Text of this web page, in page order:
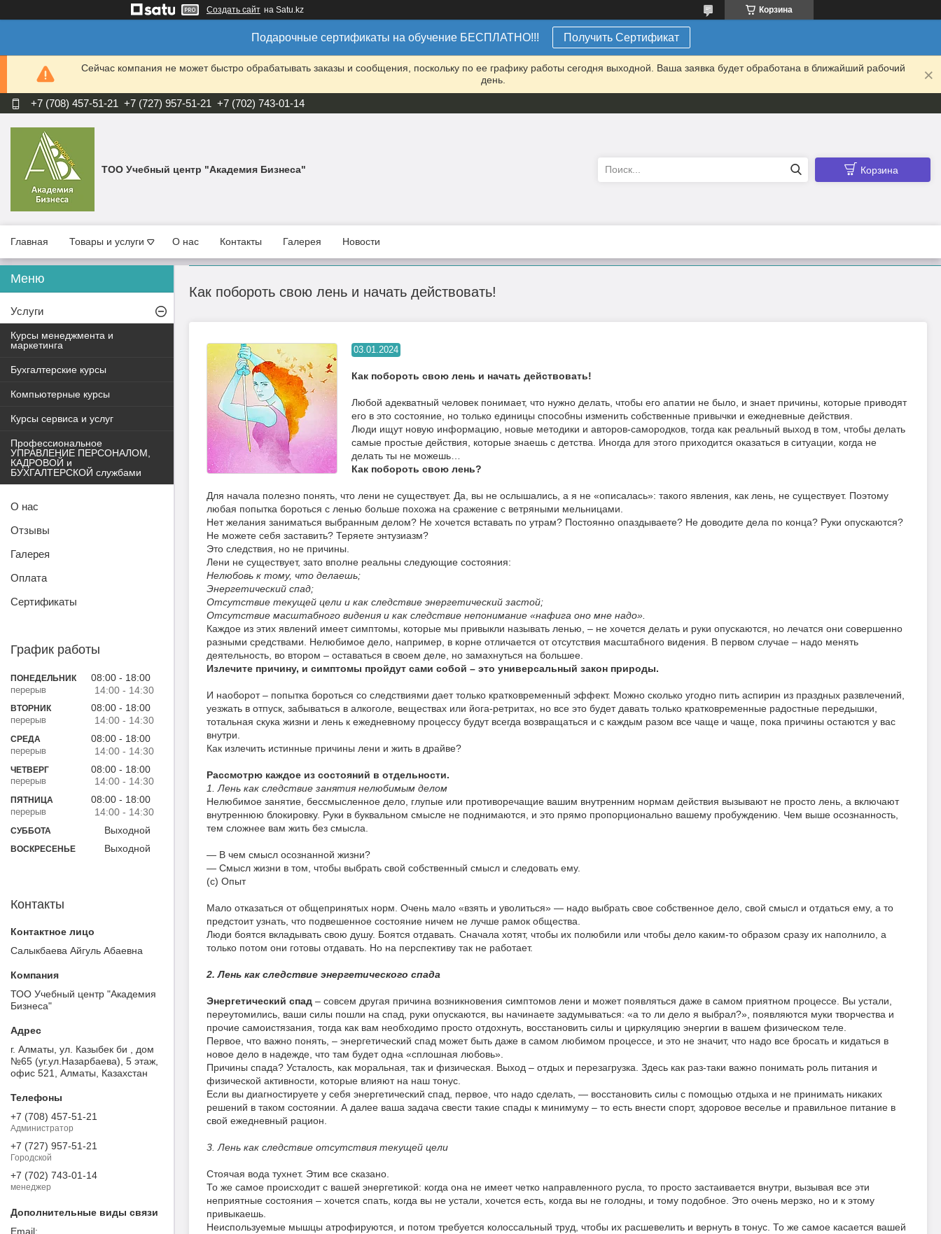
Создать сайт на Satu.kz Корзина
Подарочные сертификаты на обучение БЕСПЛАТНО!!! Получить Сертификат
Сейчас компания не может быстро обрабатывать заказы и сообщения, поскольку по ее графику работы сегодня выходной. Ваша заявка будет обработана в ближайший рабочий
день.
+7 (708) 457-51-21 +7 (727) 957-51-21 +7 (702) 743-01-14
ТОО Учебный центр "Академия Бизнеса" Корзина
Главная Товары и услуги О нас Контакты Галерея Новости
Как побороть свою лень и начать действовать!
03.01.2024
Как побороть свою лень и начать действовать!
Любой адекватный человек понимает, что нужно делать, чтобы его апатии не было, и знает причины, которые приводят
его в это состояние, но только единицы способны изменить собственные привычки и ежедневные действия.
Люди ищут новую информацию, новые методики и авторов-самородков, тогда как реальный выход в том, чтобы делать
самые простые действия, которые знаешь с детства. Иногда для этого приходится оказаться в ситуации, когда не
делать ты не можешь…
Как побороть свою лень?
Для начала полезно понять, что лени не существует. Да, вы не ослышались, а я не «описалась»: такого явления, как лень, не существует. Поэтому
любая попытка бороться с ленью больше похожа на сражение с ветряными мельницами.
Нет желания заниматься выбранным делом? Не хочется вставать по утрам? Постоянно опаздываете? Не доводите дела по конца? Руки опускаются?
Не можете себя заставить? Теряете энтузиазм?
Это следствия, но не причины.
Лени не существует, зато вполне реальны следующие состояния:
Нелюбовь к тому, что делаешь;
Энергетический спад;
Отсутствие текущей цели и как следствие энергетический застой;
Отсутствие масштабного видения и как следствие непонимание «нафига оно мне надо».
Каждое из этих явлений имеет симптомы, которые мы привыкли называть ленью, – не хочется делать и руки опускаются, но лечатся они совершенно
разными средствами. Нелюбимое дело, например, в корне отличается от отсутствия масштабного видения. В первом случае – надо менять
деятельность, во втором – оставаться в своем деле, но замахнуться на большее.
Излечите причину, и симптомы пройдут сами собой – это универсальный закон природы.
И наоборот – попытка бороться со следствиями дает только кратковременный эффект. Можно сколько угодно пить аспирин из праздных развлечений,
уезжать в отпуск, забываться в алкоголе, веществах или йога-ретритах, но все это будет давать только кратковременные радостные передышки,
тотальная скука жизни и лень к ежедневному процессу будут всегда возвращаться и с каждым разом все чаще и чаще, пока причины остаются у вас
внутри.
Как излечить истинные причины лени и жить в драйве?
Рассмотрю каждое из состояний в отдельности.
1. Лень как следствие занятия нелюбимым делом
Нелюбимое занятие, бессмысленное дело, глупые или противоречащие вашим внутренним нормам действия вызывают не просто лень, а включают
внутреннюю блокировку. Руки в буквальном смысле не поднимаются, и это прямо пропорционально вашему пробуждению. Чем выше осознанность,
тем сложнее вам жить без смысла.
— В чем смысл осознанной жизни?
— Смысл жизни в том, чтобы выбрать свой собственный смысл и следовать ему.
(с) Опыт
Мало отказаться от общепринятых норм. Очень мало «взять и уволиться» — надо выбрать свое собственное дело, свой смысл и отдаться ему, а то
предстоит узнать, что подвешенное состояние ничем не лучше рамок общества.
Люди боятся вкладывать свою душу. Боятся отдавать. Сначала хотят, чтобы их полюбили или чтобы дело каким-то образом сразу их наполнило, а
только потом они готовы отдавать. Но на перспективу так не работает.
2. Лень как следствие энергетического спада
Энергетический спад – совсем другая причина возникновения симптомов лени и может появляться даже в самом приятном процессе. Вы устали,
переутомились, ваши силы пошли на спад, руки опускаются, вы начинаете задумываться: «а то ли дело я выбрал?», появляются муки творчества и
прочие самоистязания, тогда как вам необходимо просто отдохнуть, восстановить силы и циркуляцию энергии в вашем физическом теле.
Первое, что важно понять, – энергетический спад может быть даже в самом любимом процессе, и это не значит, что надо все бросать и кидаться в
новое дело в надежде, что там будет одна «сплошная любовь».
Причины спада? Усталость, как моральная, так и физическая. Выход – отдых и перезагрузка. Здесь как раз-таки важно понимать роль питания и
физической активности, которые влияют на наш тонус.
Если вы диагностируете у себя энергетический спад, первое, что надо сделать, — восстановить силы с помощью отдыха и не принимать никаких
решений в таком состоянии. А далее ваша задача свести такие спады к минимуму – то есть внести спорт, здоровое веселье и правильное питание в
свой ежедневный рацион.
3. Лень как следствие отсутствия текущей цели
Стоячая вода тухнет. Этим все сказано.
То же самое происходит с вашей энергетикой: когда она не имеет четко направленного русла, то просто застаивается внутри, вызывая все эти
неприятные состояния – хочется спать, когда вы не устали, хочется есть, когда вы не голодны, и тому подобное. Это очень мерзко, но и к этому
привыкаешь.
Неиспользуемые мышцы атрофируются, и потом требуется колоссальный труд, чтобы их расшевелить и вернуть в тонус. То же самое касается вашей
Услуги
Курсы менеджмента и
маркетинга
Бухгалтерские курсы
Компьютерные курсы
Курсы сервиса и услуг
Профессиональное
УПРАВЛЕНИЕ ПЕРСОНАЛОМ,
КАДРОВОЙ и
БУХГАЛТЕРСКОЙ службами
О нас
Отзывы
Галерея
Оплата
Сертификаты
График работы
ПОНЕДЕЛЬНИК 08:00
18:00
14:00
14:30
ВТОРНИК 08:00
18:00
14:00
14:30
СРЕДА 08:00
18:00
14:00
14:30
ЧЕТВЕРГ 08:00
18:00
14:00
14:30
ПЯТНИЦА 08:00
18:00
14:00
14:30
СУББОТА Выходной
ВОСКРЕСЕНЬЕ Выходной
Контакты
Салыкбаева Айгуль Абаевна
ТОО Учебный центр "Академия
Бизнеса"
г. Алматы, ул. Казыбек би , дом
№65 (уг.ул.Назарбаева), 5 этаж,
офис 521, Алматы, Казахстан
+7 (708) 457-51-21
Администратор
+7 (727) 957-51-21
Городской
+7 (702) 743-01-14
менеджер